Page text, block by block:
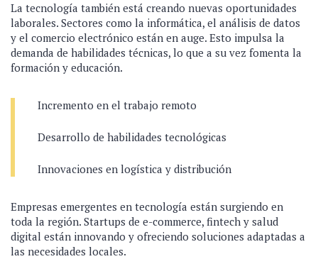
La tecnología también está creando nuevas oportunidades
laborales. Sectores como la informática, el análisis de datos
y el comercio electrónico están en auge. Esto impulsa la
demanda de habilidades técnicas, lo que a su vez fomenta la
formación y educación.
Incremento en el trabajo remoto
Desarrollo de habilidades tecnológicas
Innovaciones en logística y distribución
Empresas emergentes en tecnología están surgiendo en
toda la región. Startups de e-commerce, fintech y salud
digital están innovando y ofreciendo soluciones adaptadas a
las necesidades locales.